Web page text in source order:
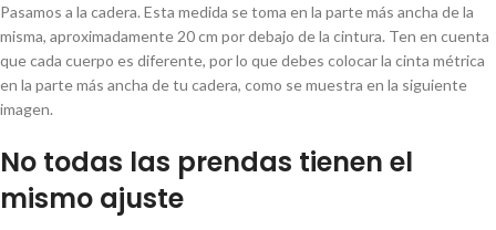
Pasamos a la cadera. Esta medida se toma en la parte más ancha de la
misma, aproximadamente 20 cm por debajo de la cintura. Ten en cuenta
que cada cuerpo es diferente, por lo que debes colocar la cinta métrica
en la parte más ancha de tu cadera, como se muestra en la siguiente
imagen.
No todas las prendas tienen el
mismo ajuste